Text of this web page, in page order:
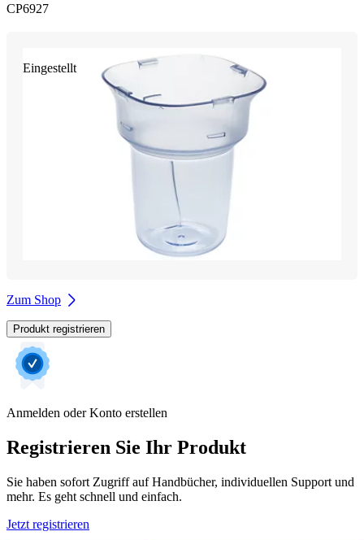
CP6927
Eingestellt
Zum Shop
Produkt registrieren
Anmelden oder Konto erstellen
Registrieren Sie Ihr Produkt
Sie haben sofort Zugriff auf Handbücher, individuellen Support und
mehr. Es geht schnell und einfach.
Jetzt registrieren